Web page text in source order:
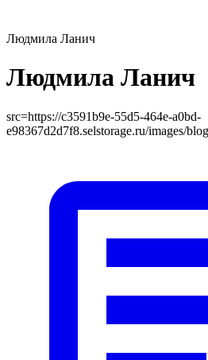
Людмила Ланич
Людмила Ланич
src=https://c3591b9e-55d5-464e-a0bd-
e98367d2d7f8.selstorage.ru/images/